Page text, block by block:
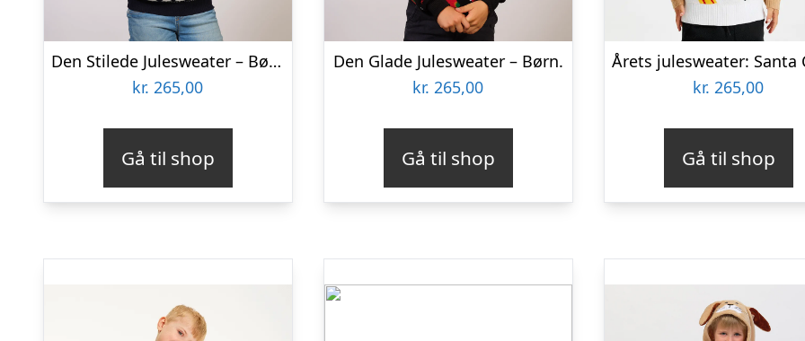
Den Stilede Julesweater – Børn.
kr. 265,00
Gå til shop
Den Glade Julesweater – Børn.
kr. 265,00
Gå til shop
kr. 265,00
Gå til shop